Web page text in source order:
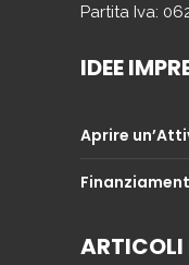
Partita Iva:
IDEE
Aprire
ARTICOLI